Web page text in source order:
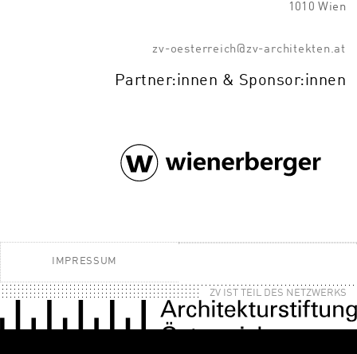
1010 Wien
zv-oesterreich@zv-architekten.at
Partner:innen & Sponsor:innen
IMPRESSUM
ZV IST TEIL DES NETZWERKS